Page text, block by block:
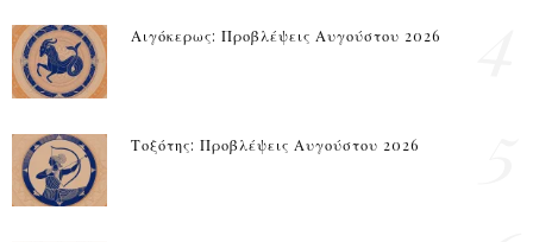
Αιγόκερως: Προβλέψεις Αυγούστου 2026
Τοξότης: Προβλέψεις Αυγούστου 2026